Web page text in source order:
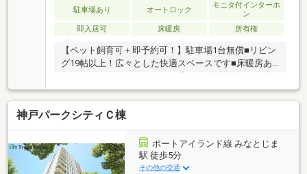
駐車場あり オートロック
モニタ付インターホ
ン
即入居可
床暖房 所有権
【ペット飼育可＋即予約可！】駐車場1台無償■リビン
グ19帖以上！広々とした快適スペースです■床暖房あ
歩10分圏内！お子様の通学も安心の距離
神戸パークシティＣ棟
ポートアイランド線 みなとじま
駅 徒歩5分
その他の交通